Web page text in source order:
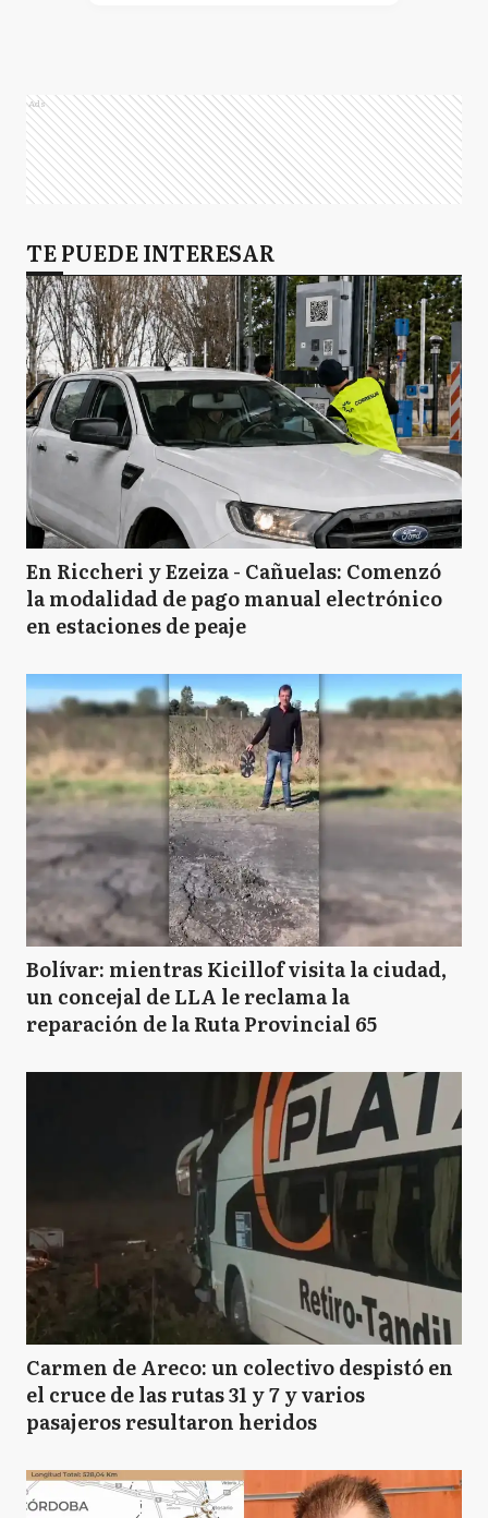
Ads
TE PUEDE INTERESAR
En Riccheri y Ezeiza - Cañuelas: Comenzó
la modalidad de pago manual electrónico
en estaciones de peaje
Bolívar: mientras Kicillof visita la ciudad,
un concejal de LLA le reclama la
reparación de la Ruta Provincial 65
Carmen de Areco: un colectivo despistó en
el cruce de las rutas 31 y 7 y varios
pasajeros resultaron heridos